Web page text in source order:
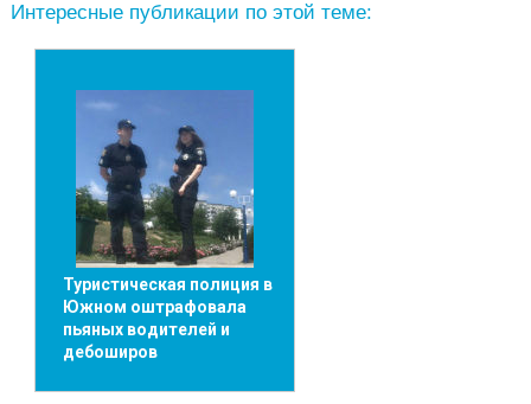
Интересные публикации по этой теме:
Туристическая полиция в
Южном оштрафовала
пьяных водителей и
дебоширов